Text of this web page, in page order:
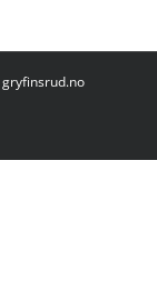
gryfinsrud.no